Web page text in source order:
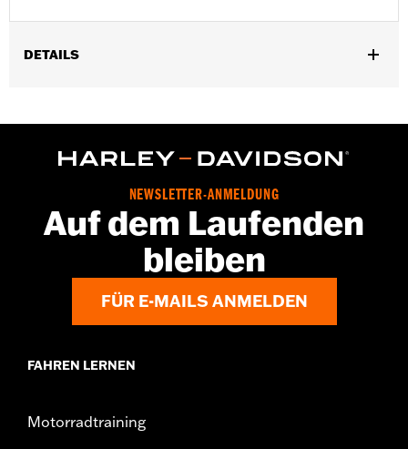
DETAILS
In Einheiten erhältlich:Jeweils
AnlasserabdeckungNEWSLETTER-ANMELDUNG
Auf dem Laufenden
bleiben
FÜR E-MAILS ANMELDEN
FAHREN LERNEN
Motorradtraining